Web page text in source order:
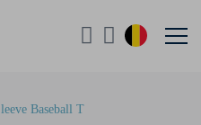
Baseball T